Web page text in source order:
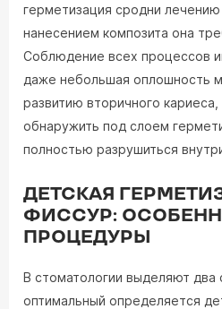
герметизация сродни
нанесением композита она
Соблюдение всех процессов
даже небольшая оплошность
развитию вторичного
обнаружить под слоем
полностью разрушиться
ДЕТСКАЯ
ФИССУР:
ПРОЦЕДУРЫ
В стоматологии выделяют два
оптимальный определяется